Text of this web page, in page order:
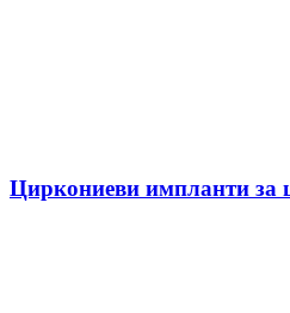
Циркониеви импланти за